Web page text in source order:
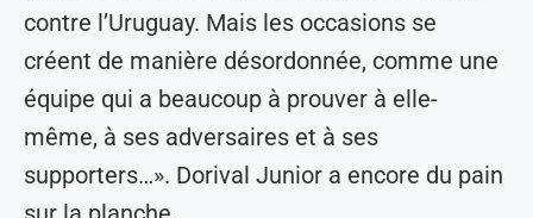
contre l’Uruguay. Mais les occasions se
créent de manière désordonnée, comme une
équipe qui a beaucoup à prouver à elle-
même, à ses adversaires et à ses
supporters…». Dorival Junior a encore du pain